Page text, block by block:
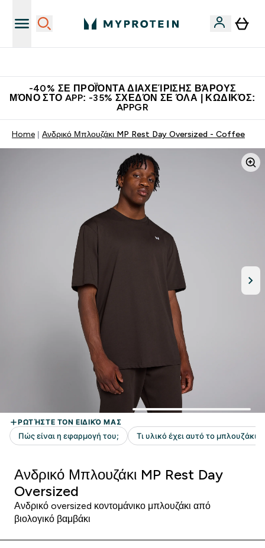
-40% ΣΕ ΠΡΟΪΌΝΤΑ ΔΙΑΧΕΊΡΙΣΗΣ ΒΆΡΟΥΣ
ΜΌΝΟ ΣΤΟ APP: -35% ΣΧΕΔΌΝ ΣΕ ΌΛΑ | ΚΩΔΙΚΌΣ:
APPGR
Home Ανδρικό Μπλουζάκι MP Rest Day Oversized - Coffee
Ανδρικό Μπλουζάκι MP Rest Day
Oversized
Ανδρικό oversized κοντομάνικο μπλουζάκι από
βιολογικό βαμβάκι